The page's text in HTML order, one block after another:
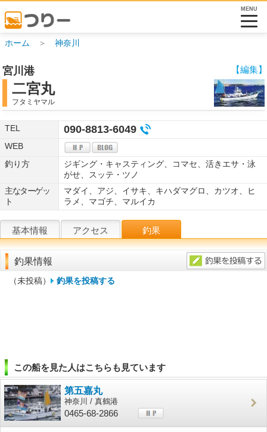
MENU
ホーム ＞ 神奈川
【編集】
宮川港
二宮丸
フタミヤマル
TEL 090-8813-6049
WEB
釣り方
ジギング・キャスティング、コマセ、活きエサ・泳
がせ、スッテ・ツノ
主なターゲッ
ト
マダイ、アジ、イサキ、キハダマグロ、カツオ、ヒ
ラメ、マゴチ、マルイカ
基本情報 アクセス 釣果
釣果情報
（未投稿） 釣果を投稿する
この船を見た人はこちらも見ています
第五嘉丸
神奈川 / 真鶴港
0465-68-2866